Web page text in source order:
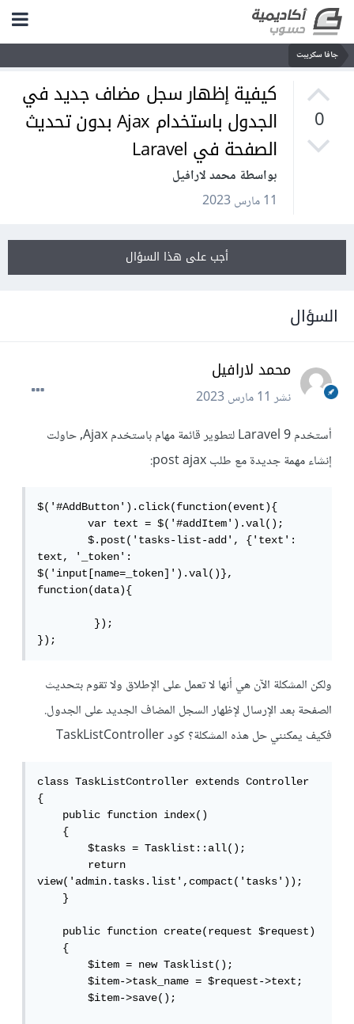
جافا سكريبت
0
كيفية إظهار سجل مضاف جديد في
الجدول باستخدام Ajax بدون تحديث
الصفحة في Laravel
بواسطة محمد لارافيل
11 مارس 2023
أجب على هذا السؤال
السؤال
محمد لارافيل
نشر11 مارس 2023
أستخدم Laravel 9 لتطوير قائمة مهام باستخدم Ajax, حاولت
إنشاء مهمة جديدة مع طلب post ajax:
$('#AddButton').click(function(event){
        var text = $('#addItem').val();
        $.post('tasks-list-add', {'text':
text, '_token':
$('input[name=_token]').val()},
function(data){
         });
});
ولكن المشكلة الآن هي أنها لا تعمل على الإطلاق ولا تقوم بتحديث
الصفحة بعد الإرسال لإظهار السجل المضاف الجديد على الجدول.
فكيف يمكنني حل هذه المشكلة؟ كود TaskListController
class TaskListController extends Controller
{
    public function index()
    {
        $tasks = Tasklist::all();
        return
view('admin.tasks.list',compact('tasks'));
    }
    public function create(request $request)
    {
        $item = new Tasklist();
        $item->task_name = $request->text;
        $item->save();